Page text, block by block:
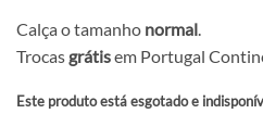
Calça o tamanho normal.
Trocas grátisem Portugal
Este produto está esgotado e
Alternative: